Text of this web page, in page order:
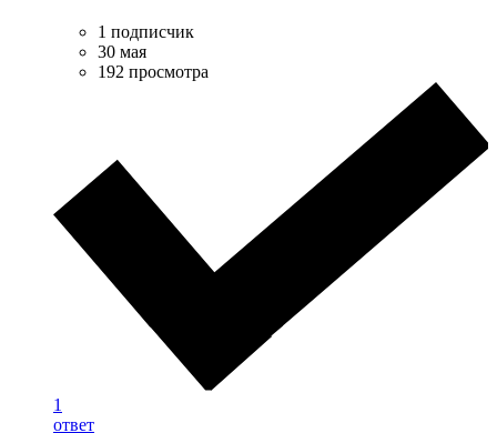
1 подписчик
30 мая
192 просмотра
1
ответ